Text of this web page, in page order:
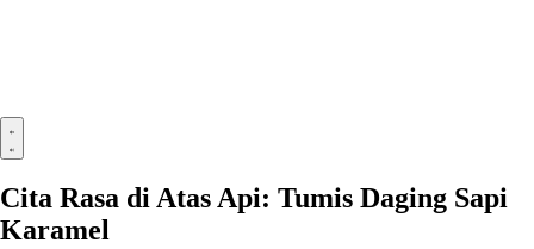
Cita Rasa di Atas Api: Tumis Daging Sapi
Karamel